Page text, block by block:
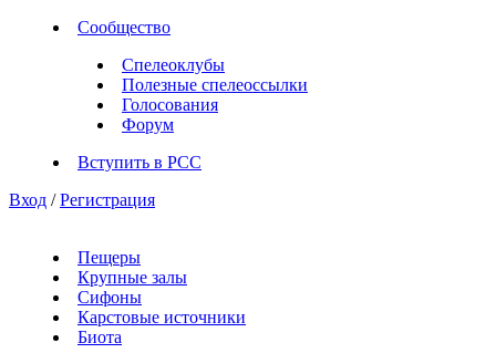
Сообщество
Спелеоклубы
Полезные спелеоссылки
Голосования
Форум
Вступить в РСС
Вход / Регистрация
Пещеры
Крупные залы
Сифоны
Карстовые источники
Биота